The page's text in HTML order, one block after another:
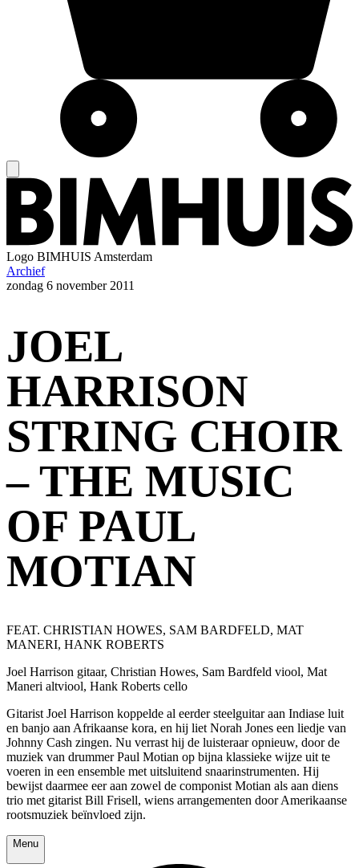
Logo BIMHUIS Amsterdam
Archief
zondag 6 november 2011
JOEL
HARRISON
STRING CHOIR
– THE MUSIC
OF PAUL
MOTIAN
FEAT. CHRISTIAN HOWES, SAM BARDFELD, MAT
MANERI, HANK ROBERTS
Joel Harrison gitaar, Christian Howes, Sam Bardfeld viool, Mat
Maneri altviool, Hank Roberts cello
Gitarist Joel Harrison koppelde al eerder steelguitar aan Indiase luit
en banjo aan Afrikaanse kora, en hij liet Norah Jones een liedje van
Johnny Cash zingen. Nu verrast hij de luisteraar opnieuw, door de
muziek van drummer Paul Motian op bijna klassieke wijze uit te
voeren in een ensemble met uitsluitend snaarinstrumenten. Hij
bewijst daarmee eer aan zowel de componist Motian als aan diens
trio met gitarist Bill Frisell, wiens arrangementen door Amerikaanse
rootsmuziek beïnvloed zijn.
Menu